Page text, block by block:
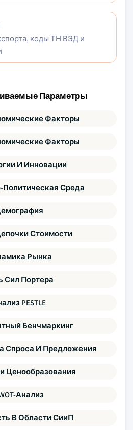
коды ТН ВЭД и
Параметры
Факторы
Факторы
И Инновации
Политическая Среда
Стоимости
Рынка
Сил Портера
PESTLE
Бенчмаркинг
Спроса И Предложения
Ценообразования
Анализ
В Области СииП